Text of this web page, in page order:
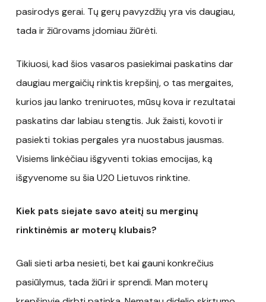
pasirodys gerai. Tų gerų pavyzdžių yra vis daugiau,
tada ir žiūrovams įdomiau žiūrėti.
Tikiuosi, kad šios vasaros pasiekimai paskatins dar
daugiau mergaičių rinktis krepšinį, o tas mergaites,
kurios jau lanko treniruotes, mūsų kova ir rezultatai
paskatins dar labiau stengtis. Juk žaisti, kovoti ir
pasiekti tokias pergales yra nuostabus jausmas.
Visiems linkėčiau išgyventi tokias emocijas, ką
išgyvenome su šia U20 Lietuvos rinktine.
Kiek pats siejate savo ateitį su merginų
rinktinėmis ar moterų klubais?
Gali sieti arba nesieti, bet kai gauni konkrečius
pasiūlymus, tada žiūri ir sprendi. Man moterų